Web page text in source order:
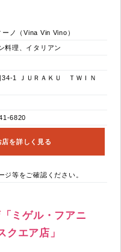
ノ（Vina Vin Vino）
料理、イタリアン
34-1 ＪＵＲＡＫＵ ＴＷＩＮ
6820
店を詳しく見る
ジ等をご確認ください。
ミゲル・フアニ
クエア店」